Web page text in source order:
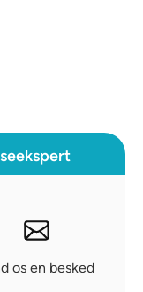
os en besked